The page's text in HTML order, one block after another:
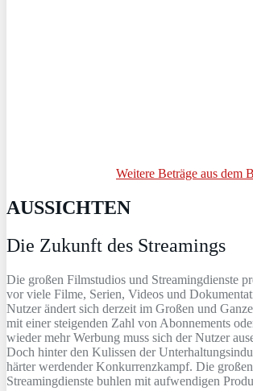
Weitere Beträge aus dem
AUSSICHTEN
Die Zukunft des Streamings
Die großen Filmstudios und Streamingdienste
vor viele Filme, Serien, Videos und
Nutzer ändert sich derzeit im Großen und
mit einer steigenden Zahl von Abonnements
wieder mehr Werbung muss sich der Nutzer
Doch hinter den Kulissen der
härter werdender Konkurrenzkampf. Die
Streamingdienste buhlen mit aufwendigen